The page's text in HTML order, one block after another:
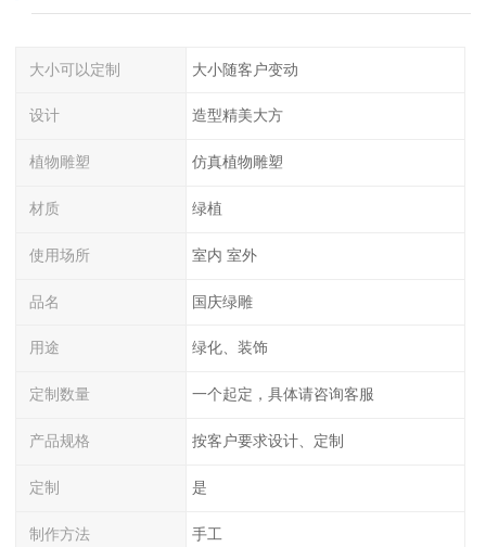
大小可以定制 大小随客户变动
设计 造型精美大方
植物雕塑 仿真植物雕塑
材质 绿植
使用场所 室内 室外
品名 国庆绿雕
用途 绿化、装饰
定制数量 一个起定，具体请咨询客服
产品规格 按客户要求设计、定制
定制 是
制作方法 手工